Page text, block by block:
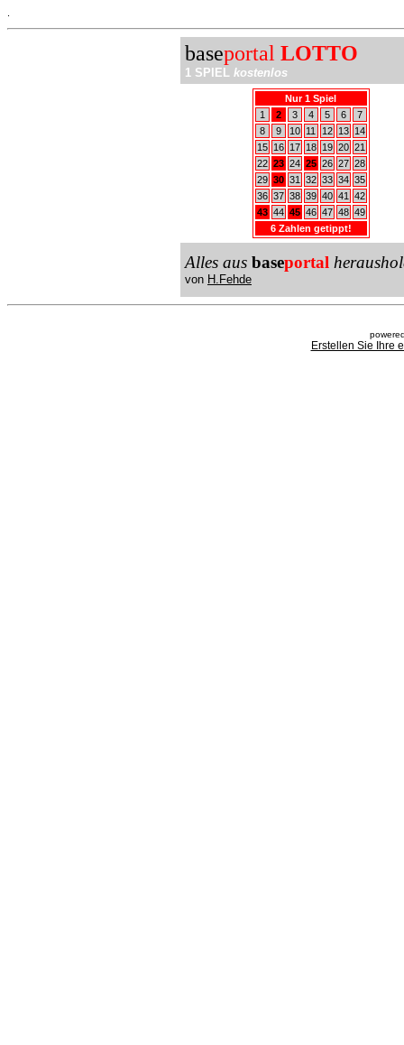
baseportal LOTTO
1 SPIEL kostenlos
Nur 1 Spiel
1
2 3 4 5 6
7
8
9 10 11 12 13
14
15
16 17 18 19 20 21
22 23 24 25 26 27 28
29 30 31 32 33 34 35
36 37 38 39 40 41
42
43 44 45 46 47 48 49
6 Zahlen getippt!
Alles aus baseportal
von H.Fehde
Erstellen Sie Ihre